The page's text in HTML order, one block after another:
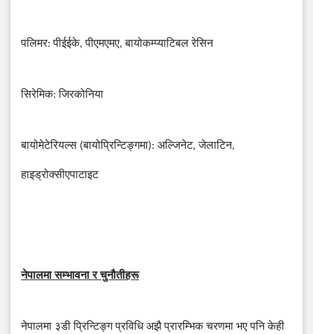
पलिमर: पीईईके, पीएमएमए,बायोकम्प्याटिबल रेसिन
सिरेमिक:जिरकोनिया
बायोमेटेरियल्स (बायोप्रिन्टिङ्गमा): अल्जिनेट,जेलाटिन,
हाइड्रोक्सीएपाटाइट
नेपालमा सम्भावना र चुनौतीहरू
नेपालमा ३डी प्रिन्टिङ्ग प्रविधि अझै प्रारम्भिक चरणमा भए पनि केही